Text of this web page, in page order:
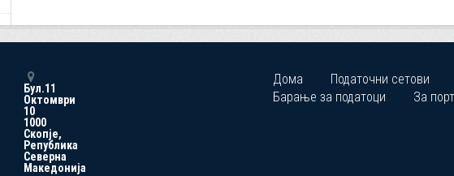
Бул.11
Октомври
10
1000
Скопје,
Република
Северна
Македонија
Дома Податочни сетови
Барање за податоци
За